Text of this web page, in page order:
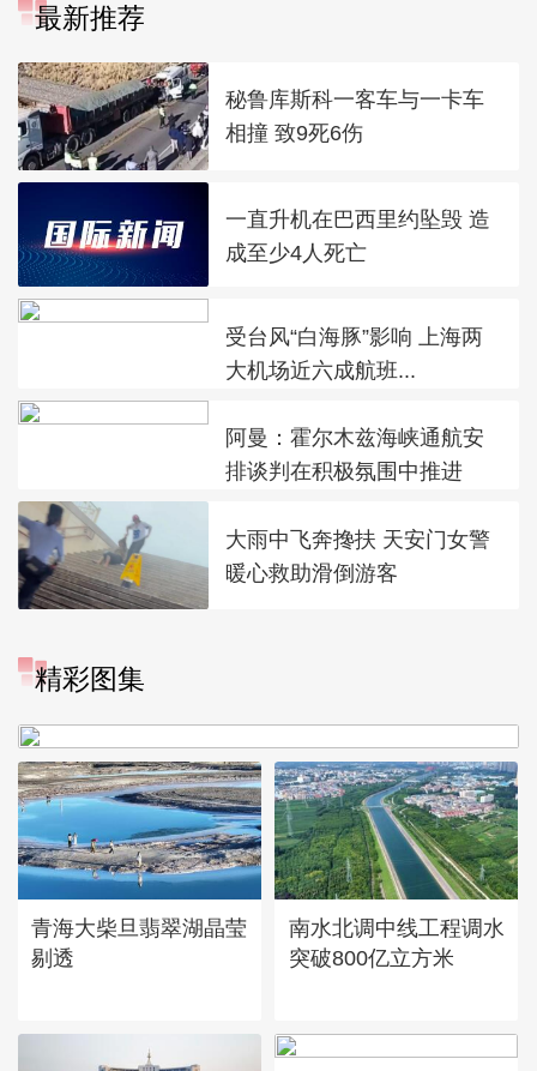
最新推荐
秘鲁库斯科一客车与一卡车
相撞 致9死6伤
一直升机在巴西里约坠毁 造
成至少4人死亡
受台风“白海豚”影响 上海两
大机场近六成航班...
阿曼：霍尔木兹海峡通航安
排谈判在积极氛围中推进
大雨中飞奔搀扶 天安门女警
暖心救助滑倒游客
精彩图集
“大地指纹”奏响夏夜文旅乐
青海大柴旦翡翠湖晶莹
剔透
南水北调中线工程调水
突破800亿立方米